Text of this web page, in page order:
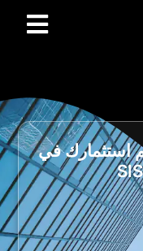
استثمارك في